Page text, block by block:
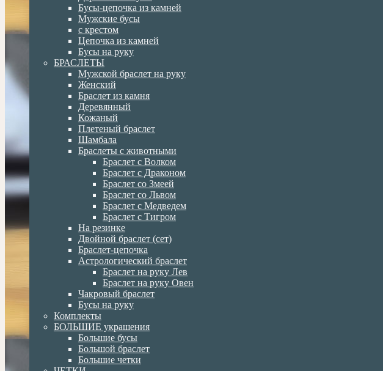
Бусы-цепочка из камней
Мужские бусы
с крестом
Цепочка из камней
Бусы на руку
БРАСЛЕТЫ
Мужской браслет на руку
Женский
Браслет из камня
Деревянный
Кожаный
Плетеный браслет
Шамбала
Браслеты с животными
Браслет с Волком
Браслет с Драконом
Браслет со Змеей
Браслет со Львом
Браслет с Медведем
Браслет с Тигром
На резинке
Двойной браслет (сет)
Браслет-цепочка
Астрологический браслет
Браслет на руку Лев
Браслет на руку Овен
Чакровый браслет
Бусы на руку
Комплекты
БОЛЬШИЕ украшения
Большие бусы
Большой браслет
Большие четки